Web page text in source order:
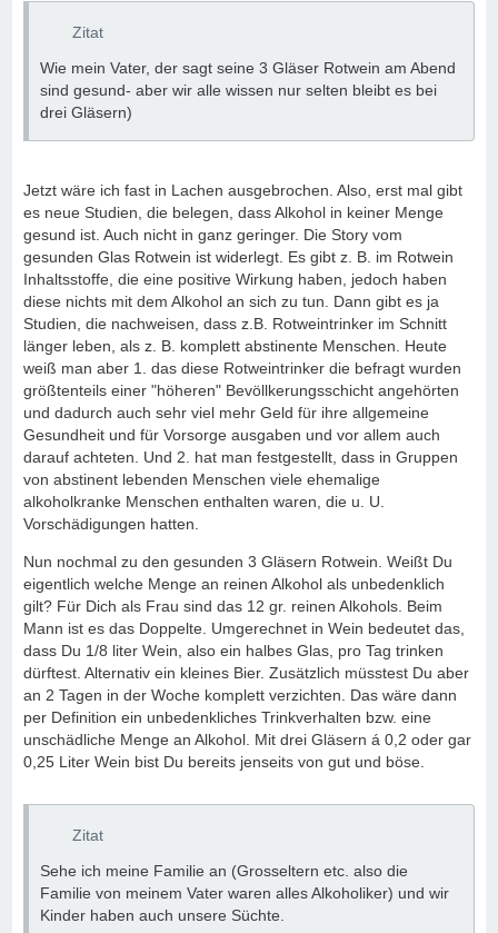
Zitat
Wie mein Vater, der sagt seine 3 Gläser Rotwein am Abend
sind gesund- aber wir alle wissen nur selten bleibt es bei
drei Gläsern)
Jetzt wäre ich fast in Lachen ausgebrochen. Also, erst mal gibt
es neue Studien, die belegen, dass Alkohol in keiner Menge
gesund ist. Auch nicht in ganz geringer. Die Story vom
gesunden Glas Rotwein ist widerlegt. Es gibt z. B. im Rotwein
Inhaltsstoffe, die eine positive Wirkung haben, jedoch haben
diese nichts mit dem Alkohol an sich zu tun. Dann gibt es ja
Studien, die nachweisen, dass z.B. Rotweintrinker im Schnitt
länger leben, als z. B. komplett abstinente Menschen. Heute
weiß man aber 1. das diese Rotweintrinker die befragt wurden
größtenteils einer "höheren" Bevöllkerungsschicht angehörten
und dadurch auch sehr viel mehr Geld für ihre allgemeine
Gesundheit und für Vorsorge ausgaben und vor allem auch
darauf achteten. Und 2. hat man festgestellt, dass in Gruppen
von abstinent lebenden Menschen viele ehemalige
alkoholkranke Menschen enthalten waren, die u. U.
Vorschädigungen hatten.
Nun nochmal zu den gesunden 3 Gläsern Rotwein. Weißt Du
eigentlich welche Menge an reinen Alkohol als unbedenklich
gilt? Für Dich als Frau sind das 12 gr. reinen Alkohols. Beim
Mann ist es das Doppelte. Umgerechnet in Wein bedeutet das,
dass Du 1/8 liter Wein, also ein halbes Glas, pro Tag trinken
dürftest. Alternativ ein kleines Bier. Zusätzlich müsstest Du aber
an 2 Tagen in der Woche komplett verzichten. Das wäre dann
per Definition ein unbedenkliches Trinkverhalten bzw. eine
unschädliche Menge an Alkohol. Mit drei Gläsern á 0,2 oder gar
0,25 Liter Wein bist Du bereits jenseits von gut und böse.
Zitat
Sehe ich meine Familie an (Grosseltern etc. also die
Familie von meinem Vater waren alles Alkoholiker) und wir
Kinder haben auch unsere Süchte.